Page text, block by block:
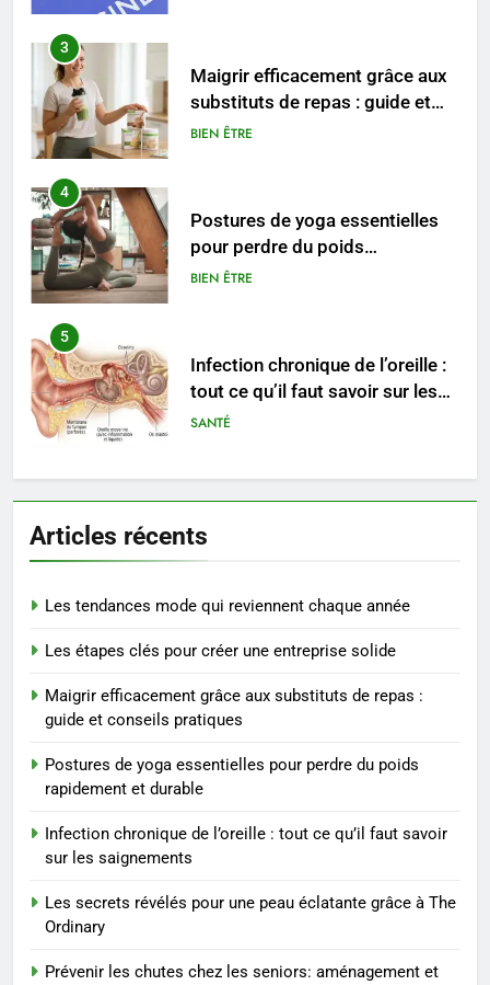
3
Maigrir efficacement grâce aux
substituts de repas : guide et
conseils pratiques
BIEN ÊTRE
4
Postures de yoga essentielles
pour perdre du poids
rapidement et durable
BIEN ÊTRE
5
Infection chronique de l’oreille :
tout ce qu’il faut savoir sur les
saignements
SANTÉ
6
peau éclatante grâce à The
Ordinary
SANTÉ
Prévenir les chutes chez les
exercices
BIEN ÊTRE
8
Voyance à La Rochelle : où
trouver un accompagnement
sérieux à un tarif juste ?
BIEN ÊTRE
1
reviennent chaque année
Articles récents
Les tendances mode qui reviennent chaque année
Les étapes clés pour créer une entreprise solide
Maigrir efficacement grâce aux substituts de repas :
guide et conseils pratiques
Postures de yoga essentielles pour perdre du poids
rapidement et durable
Infection chronique de l’oreille : tout ce qu’il faut savoir
sur les saignements
Les secrets révélés pour une peau éclatante grâce à The
Ordinary
Prévenir les chutes chez les seniors: aménagement et